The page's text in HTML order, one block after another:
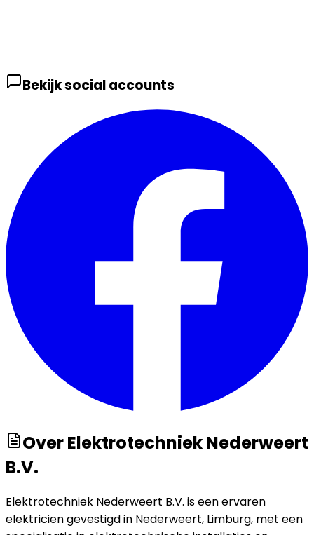
Bekijk social accounts
OverElektrotechniek Nederweert
B.V.
Elektrotechniek Nederweert B.V. is een ervaren
elektricien gevestigd in Nederweert, Limburg, met een